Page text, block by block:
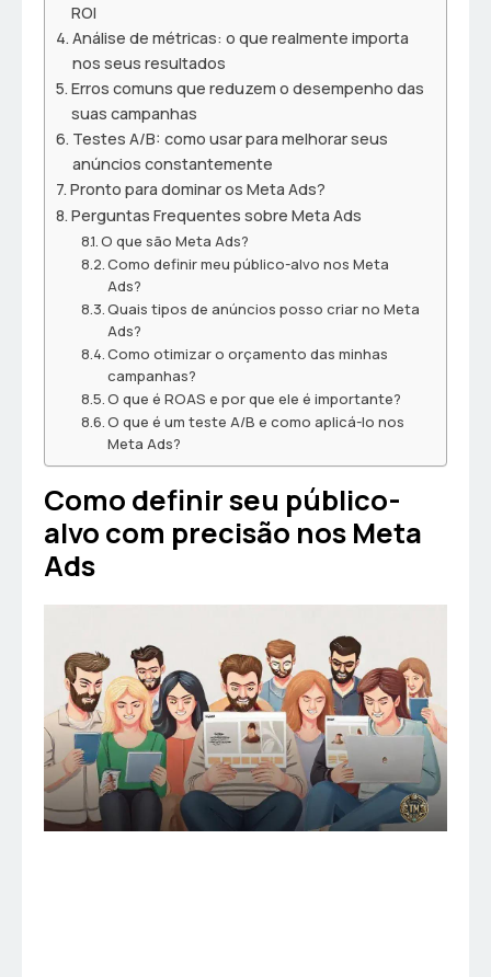
ROI
Análise de métricas: o que realmente importa
nos seus resultados
Erros comuns que reduzem o desempenho das
suas campanhas
Testes A/B: como usar para melhorar seus
anúncios constantemente
Pronto para dominar os Meta Ads?
Perguntas Frequentes sobre Meta Ads
O que são Meta Ads?
Como definir meu público-alvo nos Meta
Ads?
Quais tipos de anúncios posso criar no Meta
Ads?
Como otimizar o orçamento das minhas
campanhas?
O que é ROAS e por que ele é importante?
O que é um teste A/B e como aplicá-lo nos
Meta Ads?
Como definir seu público-
alvo com precisão nos Meta
Ads